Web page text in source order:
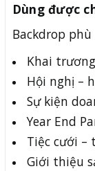
Dùng được
Backdrop
Khai
Hội nghị –
Sự kiện
Year End
Tiệc cưới –
Giới thiệu